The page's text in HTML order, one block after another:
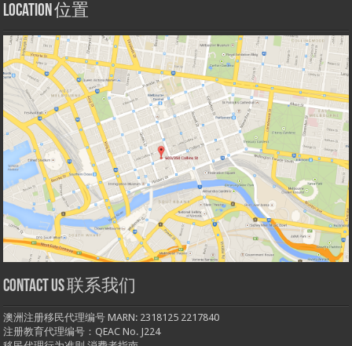
Location 位置
Contact us 联系我们
澳洲注册移民代理编号 MARN: 2318125 2217840
注册教育代理编号：QEAC No. J224